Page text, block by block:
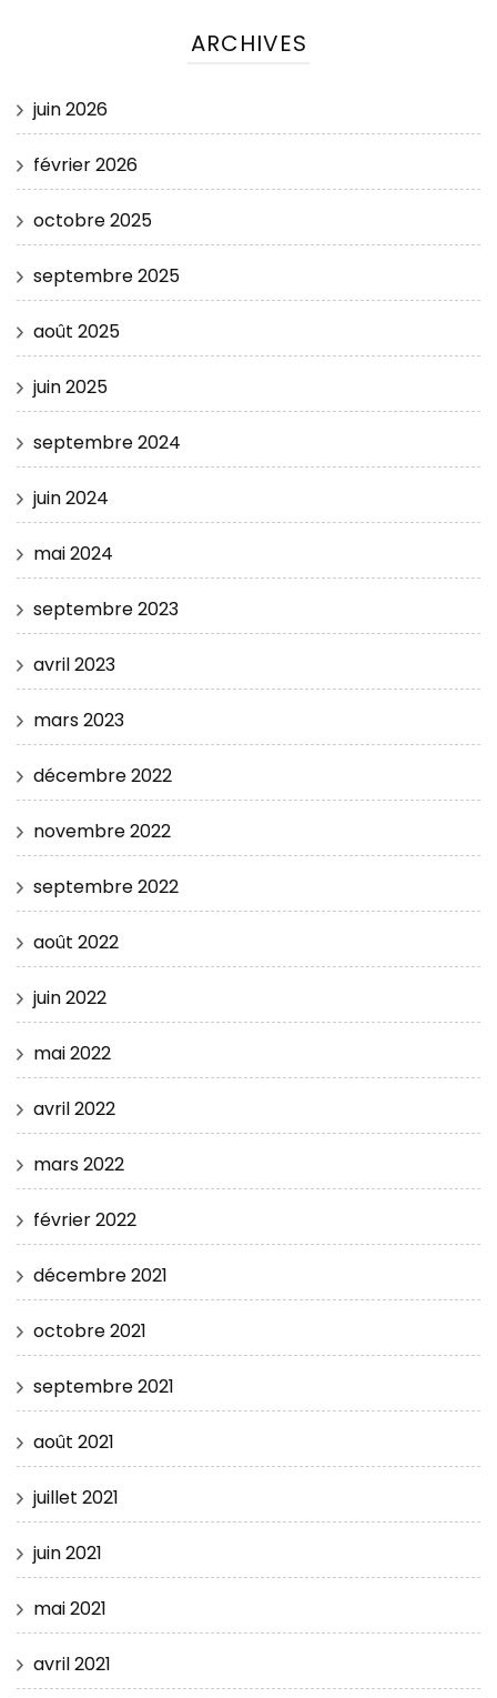
ARCHIVES
juin 2026
février 2026
octobre 2025
septembre 2025
août 2025
juin 2025
septembre 2024
juin 2024
mai 2024
septembre 2023
avril 2023
mars 2023
décembre 2022
novembre 2022
septembre 2022
août 2022
juin 2022
mai 2022
avril 2022
mars 2022
février 2022
décembre 2021
octobre 2021
septembre 2021
août 2021
juillet 2021
juin 2021
mai 2021
avril 2021